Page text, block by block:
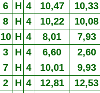
6 H 4 10,47 10,33
8 H 4 10,22 10,08
10 H 4 8,01 7,93
3 H 4 6,60 2,60
7 H 4 10,01 9,93
2 H 4 12,81 12,53